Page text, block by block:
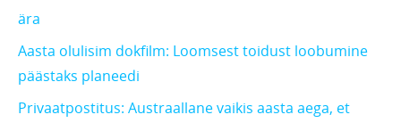
ära
Aasta olulisim dokfilm: Loomsest toidust loobumine
päästaks planeedi
Privaatpostitus: Austraallane vaikis aasta aega, et